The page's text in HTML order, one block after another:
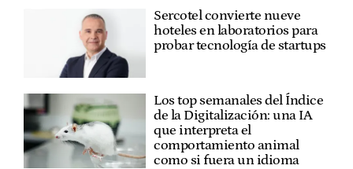
Sercotel convierte nueve
hoteles en laboratorios para
probar tecnología de startups
Los top semanales del Índice
de la Digitalización: una IA
que interpreta el
comportamiento animal
como si fuera un idioma